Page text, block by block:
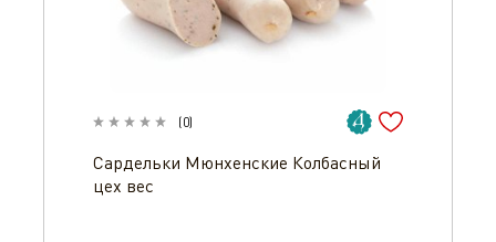
(0)
Сардельки Мюнхенские Колбасный
цех вес